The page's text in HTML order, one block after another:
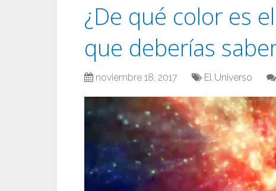
¿De qué color es
que deberías
noviembre 18, 2017 El Universo